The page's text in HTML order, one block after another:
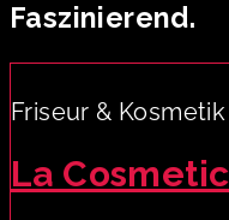
Faszinierend.
Friseur & Kosmetik
La